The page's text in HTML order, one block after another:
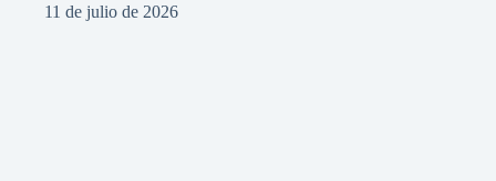
11 de julio de 2026